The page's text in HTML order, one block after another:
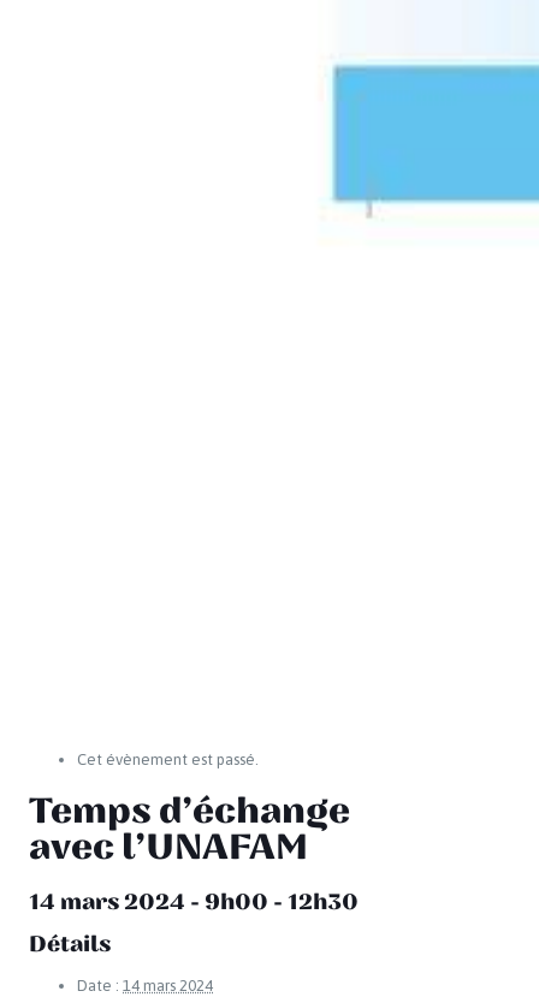
Cet évènement est passé.
Temps d’échange
avec l’UNAFAM
14 mars 2024 - 9h00 - 12h30
Détails
Date : 14 mars 2024